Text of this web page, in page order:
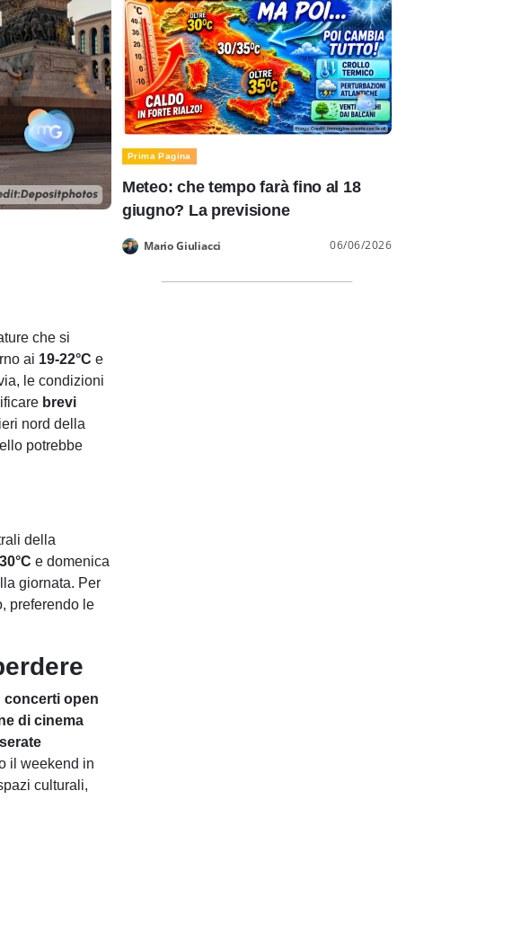
che si
ai 19-22°C e
le condizioni
brevi
nord della
potrebbe
della
30°C e domenica
giornata. Per
preferendo le
concerti open
di cinema
serate
il weekend in
culturali,
Prima Pagina
Meteo: che tempo farà fino al 18
giugno? La previsione
Mario Giuliacci 06/06/2026